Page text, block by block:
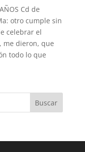
Cd de
otro cumple sin
celebrar el
me dieron, que
todo lo que